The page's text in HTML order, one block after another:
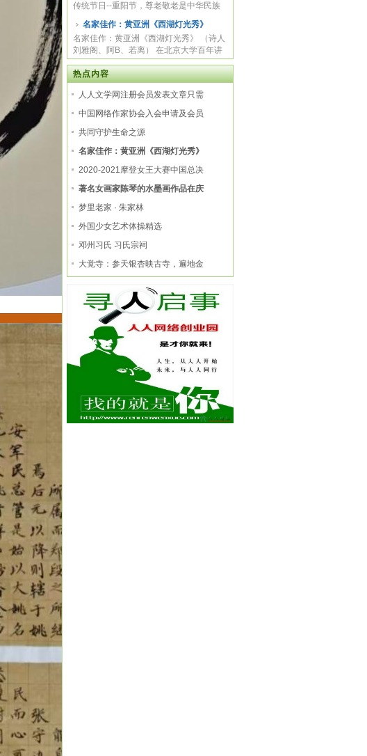
传统节日--重阳节，尊老敬老是中华民族
优秀传统...
名家佳作：黄亚洲《西湖灯光秀》
名家佳作：黄亚洲《西湖灯光秀》 （诗人
刘雅阁、阿B、若离） 在北京大学百年讲
堂举行...
热点内容
人人文学网注册会员发表文章只需
中国网络作家协会入会申请及会员
共同守护生命之源
名家佳作：黄亚洲《西湖灯光秀》
2020-2021摩登女王大赛中国总决
著名女画家陈琴的水墨画作品在庆
梦里老家 · 朱家林
外国少女艺术体操精选
邓州习氏 习氏宗祠
大觉寺：参天银杏映古寺，遍地金